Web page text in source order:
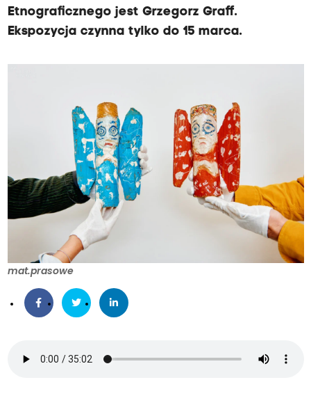
Etnograficznego jest Grzegorz Graff.
Ekspozycja czynna tylko do 15 marca.
mat.prasowe